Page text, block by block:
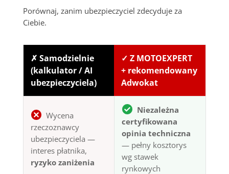
Porównaj, zanim ubezpieczyciel zdecyduje za
Ciebie.
✗ Samodzielnie
(kalkulator / AI
ubezpieczyciela)
✓ Z MOTOEXPERT
+ rekomendowany
Adwokat
Wycena
rzeczoznawcy
ubezpieczyciela —
interes płatnika,
ryzyko zaniżenia
Niezależna
certyfikowana
opinia techniczna
— pełny kosztorys
wg stawek
rynkowych